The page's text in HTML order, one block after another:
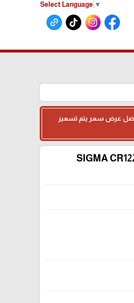
Select Language ▼
افضل عرض سعر يتم تسعير
SIGMA